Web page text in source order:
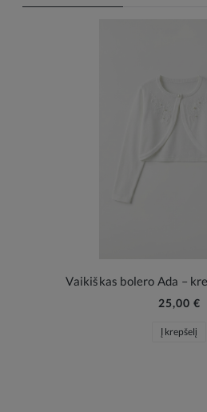
Vaikiškas bolero Ada –
25,00 €
Į krepšelį